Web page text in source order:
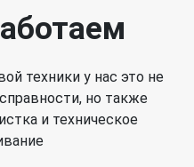
техники у нас это не
но также
и техническое